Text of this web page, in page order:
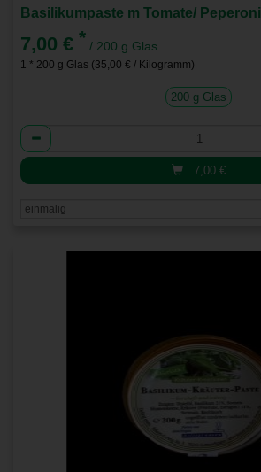
Basilikumpaste m Tomate/ Peperoni
7,00 € * / 200 g Glas
1 * 200 g Glas (35,00 € / Kilogramm)
200 g Glas
Anzahl
7,00 €